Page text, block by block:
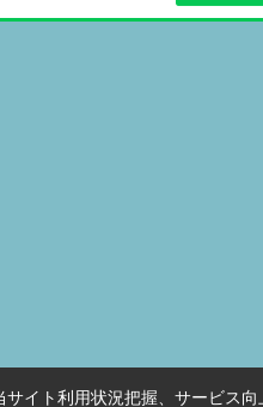
イト利用状況把握、サービス